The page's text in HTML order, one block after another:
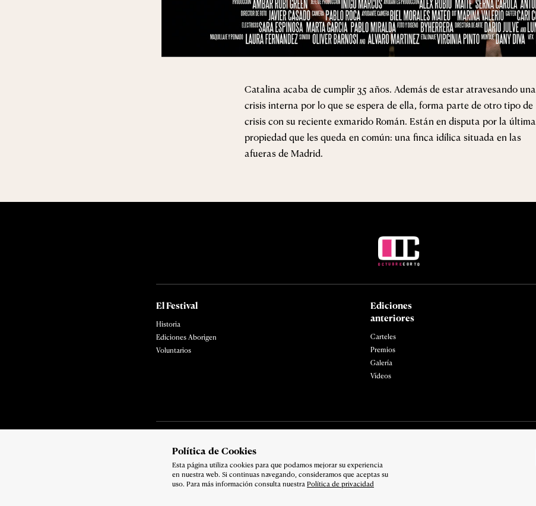
Polí­tica de Cookies
Esta página utiliza cookies para que podamos mejorar su experiencia
en nuestra web. Si continuas navegando, consideramos que aceptas su
uso. Para más información consulta nuestra Política de privacidad
Catalina acaba de cumplir 35 años. Además de estar atravesando una
crisis interna por lo que se espera de ella, forma parte de otro tipo de
crisis con su reciente exmarido Román. Están en disputa por la última
propiedad que les queda en común: una finca idílica situada en las
afueras de Madrid.
El Festival
Historia
Ediciones Aborigen
Voluntarios
Ediciones
anteriores
Carteles
Premios
Galería
Vídeos
Copyright 2026